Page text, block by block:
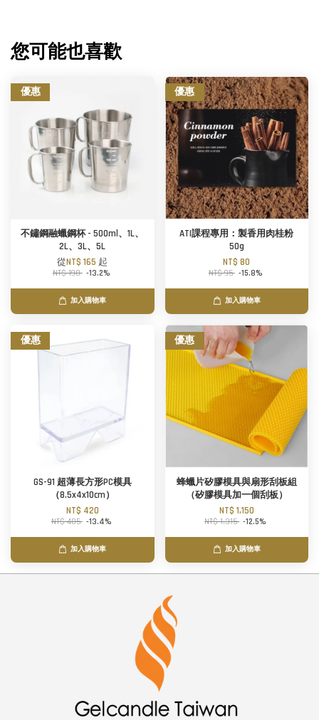
您可能也喜歡
優惠
不鏽鋼融蠟鋼杯 - 500ml、1L、
2L、3L、5L
從NT$ 165 起
NT$ 190 -13.2%
加入購物車
優惠
ATI課程專用：製香用肉桂粉
50g
NT$ 80
NT$ 95 -15.8%
加入購物車
優惠
GS-91 超薄長方形PC模具
（8.5x4x10cm）
NT$ 420
NT$ 485 -13.4%
加入購物車
優惠
蜂蠟片矽膠模具與扇形刮板組
（矽膠模具加一個刮板）
NT$ 1,150
NT$ 1,315 -12.5%
加入購物車